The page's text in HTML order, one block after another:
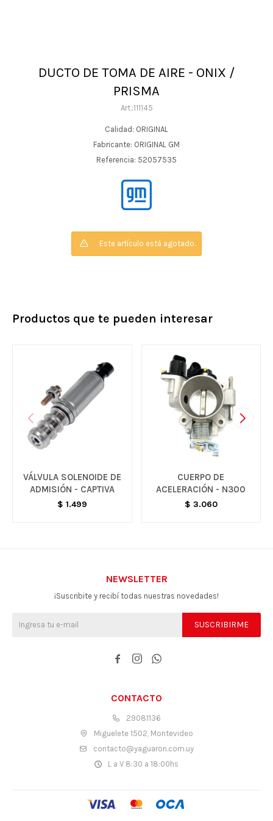
DUCTO DE TOMA DE AIRE - ONIX /
PRISMA
111145
Calidad: ORIGINAL
Fabricante: ORIGINAL GM
Referencia: 52057535
Este artículo está agotado.
Productos que te pueden interesar
VÁLVULA SOLENOIDE DE
ADMISIÓN - CAPTIVA
$ 1.499
CUERPO DE
ACELERACIÓN - N300
$ 3.060
CONTACTO
29081136
Miguelete 1502, Montevideo
contacto@yaguaron.com.uy
L a V 8:30 a 18:00hs
NEWSLETTER
¡Suscribite y recibí todas nuestras novedades!
SUSCRIBIRME
  